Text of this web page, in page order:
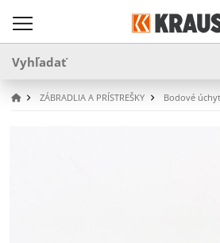
ZÁBRADLIA A PRÍSTREŠKY Bodové